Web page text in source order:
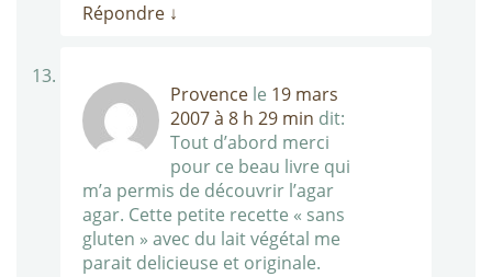
Répondre ↓
Provence le 19 mars
2007 à 8 h 29 min dit:
Tout d’abord merci
pour ce beau livre qui
m’a permis de découvrir l’agar
agar. Cette petite recette « sans
gluten » avec du lait végétal me
parait delicieuse et originale.